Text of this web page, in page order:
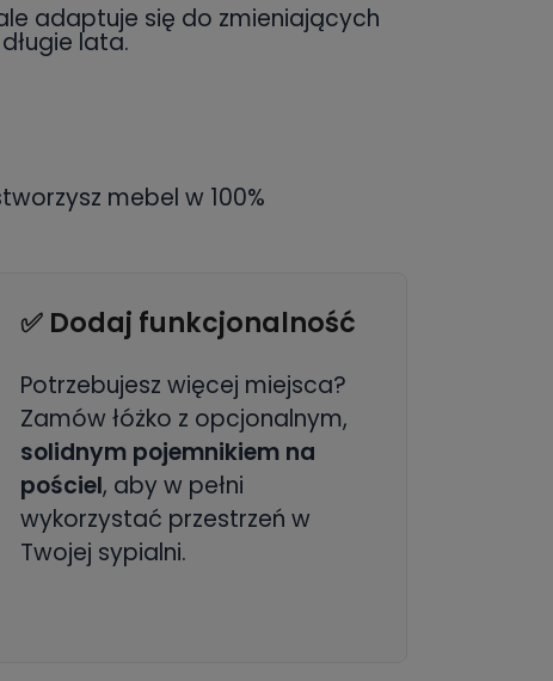
adaptuje się do zmieniających
lata.
mebel w 100%
✅ Dodaj funkcjonalność
Potrzebujesz więcej miejsca?
Zamów łóżko z opcjonalnym,
solidnym pojemnikiem na
pościel, aby w pełni
wykorzystać przestrzeń w
Twojej sypialni.